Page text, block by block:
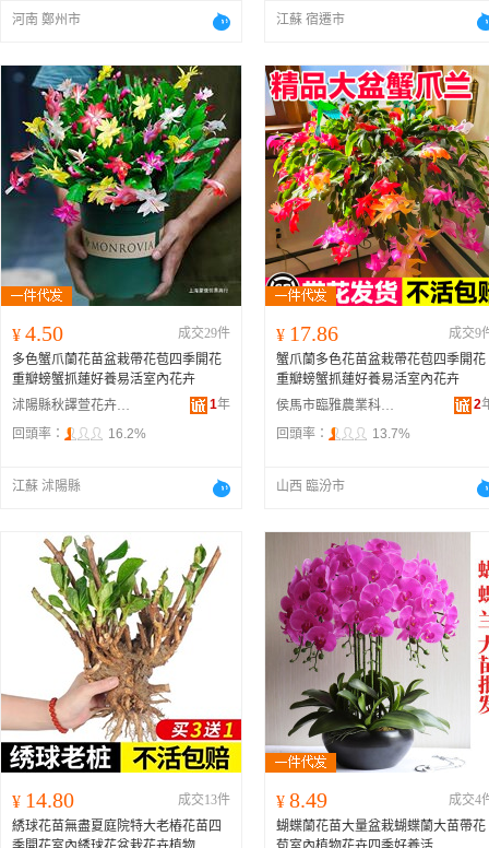
河南 鄭州市 江蘇 宿遷市
¥ 4.50
成交29件
多色蟹爪蘭花苗盆栽帶花苞四季開花
重瓣螃蟹抓蓮好養易活室內花卉
沭陽縣秋譯萱花卉經營部
1年
回頭率：
16.2%
江蘇 沭陽縣
¥ 17.86
成交9
蟹爪蘭多色花苗盆栽帶花苞四季開花
重瓣螃蟹抓蓮好養易活室內花卉
侯馬市臨雅農業科技有限公司
2
回頭率：
13.7%
山西 臨汾市
¥ 14.80
成交13件
綉球花苗無盡夏庭院特大老樁花苗四
¥ 8.49
成交4
蝴蝶蘭花苗大量盆栽蝴蝶蘭大苗帶花